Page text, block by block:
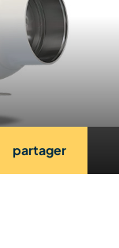
partager